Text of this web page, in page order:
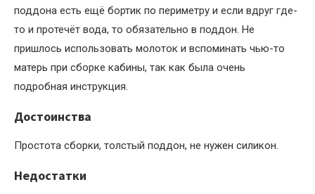
поддона есть ещё бортик по периметру и если вдруг где-
то и протечёт вода, то обязательно в поддон. Не
пришлось использовать молоток и вспоминать чью-то
матерь при сборке кабины, так как была очень
подробная инструкция.
Достоинства
Простота сборки, толстый поддон, не нужен силикон.
Недостатки